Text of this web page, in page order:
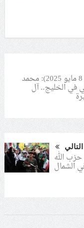
حدث الأسبوع (الجمعة – 8 مايو 2025): محمد
في الخليج.. آل
التالي
الله
الشمال